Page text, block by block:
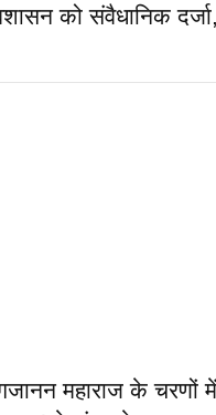
को संवैधानिक
महाराज के चरणों में